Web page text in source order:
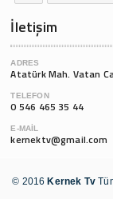
İletişim
ADRES
Atatürk Mah. Vatan
TELEFON
0 546 465 35 44
E-MAIL
kernektv@gmail.com
© 2016 Kernek Tv